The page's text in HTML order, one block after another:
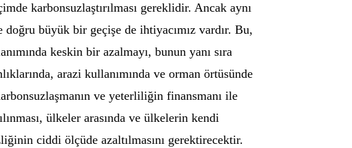
karbonsuzlaştırılması gereklidir. Ancak aynı
doğru büyük bir geçişe de ihtiyacımız vardır. Bu,
keskin bir azalmayı, bunun yanı sıra
arazi kullanımında ve orman örtüsünde
ve yeterliliğin finansmanı ile
ülkeler arasında ve ülkelerin kendi
ciddi ölçüde azaltılmasını gerektirecektir.